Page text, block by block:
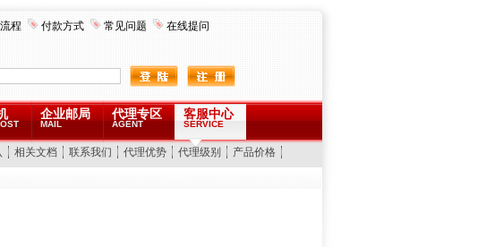
程 付款方式 常见问题 在线提问
企业邮局
MAIL
代理专区
AGENT
客服中心
SERVICE
相关文档 联系我们 代理优势 代理级别 产品价格